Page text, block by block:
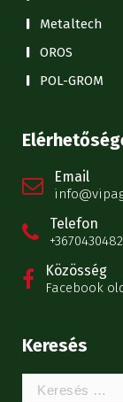
Metaltech
OROS
POL-GROM
Email
Telefon
Közösség
Facebook
Keresés
Keresem: